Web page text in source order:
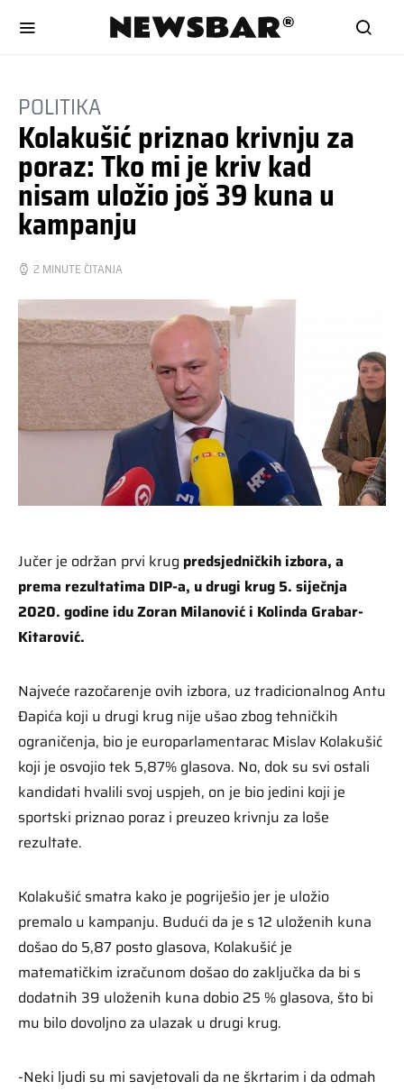
POLITIKA
Kolakušić priznao krivnju za
poraz: Tko mi je kriv kad
nisam uložio još 39 kuna u
kampanju
2 MINUTE ČITANJA
Jučer je održan prvi krug predsjedničkih izbora, a
prema rezultatima DIP-a, u drugi krug 5. siječnja
2020. godine idu Zoran Milanović i Kolinda Grabar-
Kitarović.
Najveće razočarenje ovih izbora, uz tradicionalnog Antu
Đapića koji u drugi krug nije ušao zbog tehničkih
ograničenja, bio je europarlamentarac Mislav Kolakušić
koji je osvojio tek 5,87% glasova. No, dok su svi ostali
kandidati hvalili svoj uspjeh, on je bio jedini koji je
sportski priznao poraz i preuzeo krivnju za loše
rezultate.
Kolakušić smatra kako je pogriješio jer je uložio
premalo u kampanju. Budući da je s 12 uloženih kuna
došao do 5,87 posto glasova, Kolakušić je
matematičkim izračunom došao do zaključka da bi s
dodatnih 39 uloženih kuna dobio 25 % glasova, što bi
mu bilo dovoljno za ulazak u drugi krug.
-Neki ljudi su mi savjetovali da ne škrtarim i da odmah